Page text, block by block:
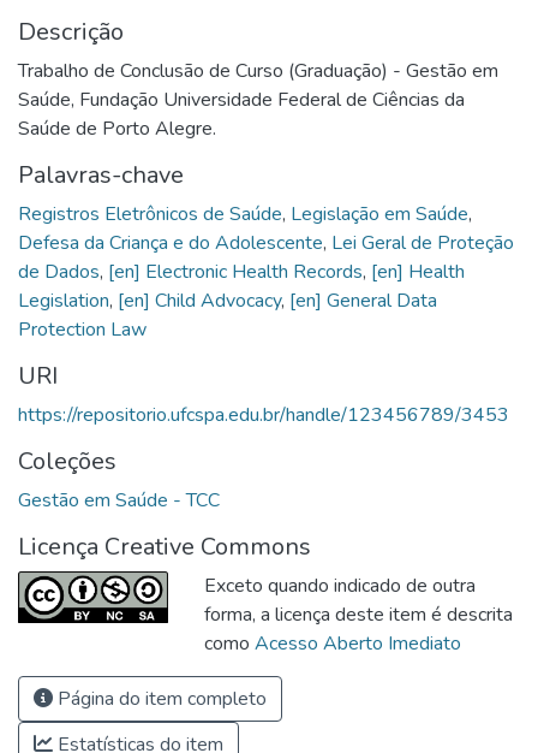
Descrição
Trabalho de Conclusão de Curso (Graduação) - Gestão em
Saúde, Fundação Universidade Federal de Ciências da
Saúde de Porto Alegre.
Palavras-chave
Registros Eletrônicos de Saúde, Legislação em Saúde,
Defesa da Criança e do Adolescente, Lei Geral de Proteção
de Dados, [en] Electronic Health Records, [en] Health
Legislation, [en] Child Advocacy, [en] General Data
Protection Law
URI
https://repositorio.ufcspa.edu.br/handle/123456789/3453
Coleções
Gestão em Saúde - TCC
Licença Creative Commons
Exceto quando indicado de outra
forma, a licença deste item é descrita
como Acesso Aberto Imediato
Página do item completo
Estatísticas do item